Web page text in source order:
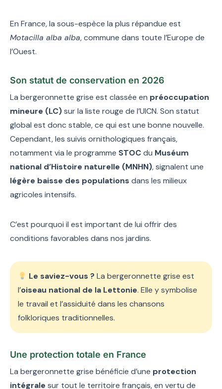
En France, la sous-espèce la plus répandue est
Motacilla alba alba, commune dans toute l’Europe de
l’Ouest.
Son statut de conservation en 2026
La bergeronnette grise est classée en préoccupation
mineure (LC)sur la liste rouge de l’UICN. Son statut
global est donc stable, ce qui est une bonne nouvelle.
Cependant, les suivis ornithologiques français,
notamment via le programme STOCdu Muséum
national d’Histoire naturelle (MNHN), signalent une
légère baisse des populations dans les milieux
agricoles intensifs.
C’est pourquoi il est important de lui offrir des
conditions favorables dans nos jardins.
Le saviez-vous ? La bergeronnette grise est
l’oiseau national de la Lettonie. Elle y symbolise
le travail et l’assiduité dans les chansons
folkloriques traditionnelles.
Une protection totale en France
La bergeronnette grise bénéficie d’une protection
intégrale sur tout le territoire français, en vertu de